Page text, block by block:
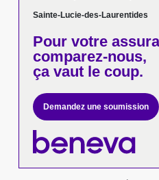
Sainte-Lucie-des-Laurentides
Pour votre
comparez-nous,
ça vaut le coup.
Demandez une soumission